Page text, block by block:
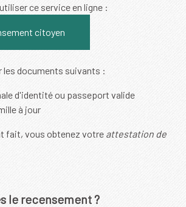
ce service en ligne :
citoyen
les documents suivants :
d'identité ou passeport valide
à jour
fait, vous obtenez votre attestation de
le recensement ?